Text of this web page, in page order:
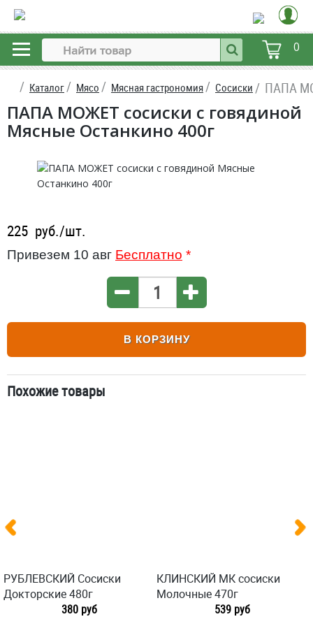
0
Каталог Мясо Мясная гастрономия Сосиски ПАПА
ПАПА МОЖЕТ сосиски с говядиной
Мясные Останкино 400г
225 руб./шт.
Привезем 10 авг Бесплатно *
В КОРЗИНУ
Похожие товары
РУБЛЕВСКИЙ Сосиски
Докторские 480г
380 руб
КЛИНСКИЙ МК сосиски
Молочные 470г
539 руб